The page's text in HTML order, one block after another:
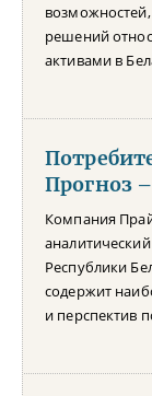
решений
активами в
Прогноз
Компания
Республики
содержит
и перспектив